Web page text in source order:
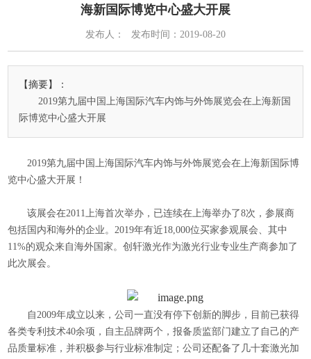
海新国际博览中心盛大开展
发布人： 发布时间：2019-08-20
【摘要】：
2019第九届中国上海国际汽车内饰与外饰展览会在上海新国
际博览中心盛大开展
2019第九届中国上海国际汽车内饰与外饰展览会在上海新国际博
览中心盛大开展！
该展会在2011上海首次举办，已连续在上海举办了8次，参展商
包括国内和海外的企业。2019年有近18,000位买家参观展会、其中
11%的观众来自海外国家。创轩激光作为激光行业专业生产商参加了
此次展会。
自2009年成立以来，公司一直没有停下创新的脚步，目前已获得
各类专利技术40余项，自主品牌两个，报备质监部门建立了自己的产
品质量标准，并积极参与行业标准制定；公司还配备了几十套激光加